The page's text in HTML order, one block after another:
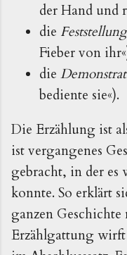
der Hand und
die
Fieber von
die
bediente sie«).
Die Erzählung ist
ist vergangenes
gebracht, in der es
konnte. So erklärt
ganzen
Erzählgattung wirft